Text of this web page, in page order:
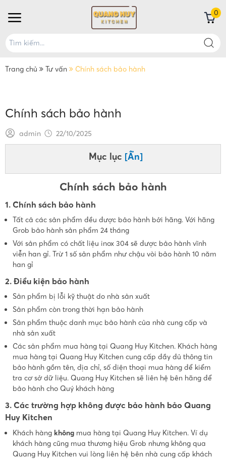
0
Trang chủ Tư vấn Chính sách bảo hành
Chính sách bảo hành
admin 22/10/2025
Mục lục [Ẩn]
Chính sách bảo hành
1. Chính sách bảo hành
Tất cả các sản phẩm đều được bảo hành bởi hãng. Với hãng
Grob bảo hành sản phẩm 24 tháng
Với sản phẩm có chất liệu inox 304 sẽ được bảo hành vĩnh
viễn han gỉ. Trừ 1 số sản phẩm như chậu vòi bảo hành 10 năm
han gỉ
2. Điều kiện bảo hành
Sản phẩm bị lỗi kỹ thuật do nhà sản xuất
Sản phẩm còn trong thời hạn bảo hành
Sản phẩm thuộc danh mục bảo hành của nhà cung cấp và
nhà sản xuất
Các sản phẩm mua hàng tại Quang Huy Kitchen. Khách hàng
mua hàng tại Quang Huy Kitchen cung cấp đầy đủ thông tin
bảo hành gồm tên, địa chỉ, số điện thoại mua hàng để kiểm
tra cơ sở dữ liệu. Quang Huy Kitchen sẽ liên hệ bên hãng để
bảo hành cho Quý khách hàng
3. Các trường hợp không được bảo hành bảo Quang
Huy Kitchen
Khách hàng khôngmua hàng tại Quang Huy Kitchen. Ví dụ
khách hàng cũng mua thương hiệu Grob nhưng không qua
Quang Huy Kitchen vui lòng liên hệ bên nhà cung cấp khách